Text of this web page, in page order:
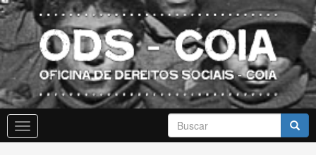
Skip
to
main
content
Formulario
de
busca
Buscar
Toggle
navigation